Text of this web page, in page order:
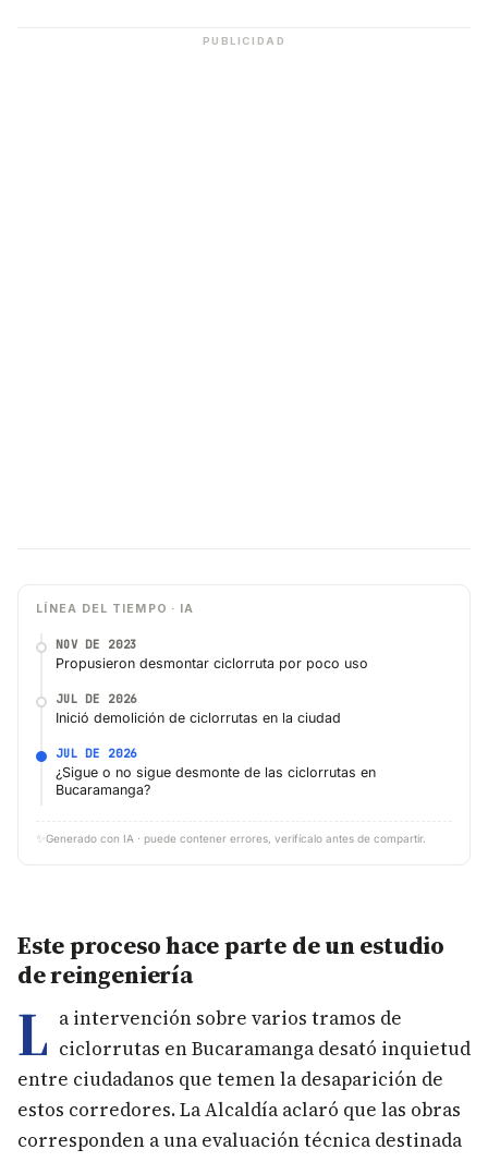
PUBLICIDAD
LÍNEA DEL TIEMPO · IA
NOV DE 2023
Propusieron desmontar ciclorruta por poco uso
JUL DE 2026
Inició demolición de ciclorrutas en la ciudad
JUL DE 2026
¿Sigue o no sigue desmonte de las ciclorrutas en
Bucaramanga?
✨ Generado con IA · puede contener errores, verifícalo antes de compartir.
Este proceso hace parte de un estudio
de reingeniería
L a intervención sobre varios tramos de
ciclorrutas en Bucaramanga desató inquietud
entre ciudadanos que temen la desaparición de
estos corredores. La Alcaldía aclaró que las obras
corresponden a una evaluación técnica destinada